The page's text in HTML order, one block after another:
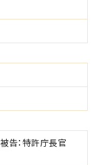
被告：特許庁長官